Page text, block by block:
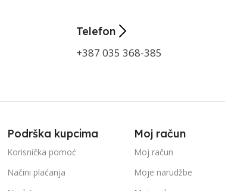
Telefon
+387 035 368-385
Podrška kupcima
Korisnička pomoć
Načini plaćanja
Moj račun
Moj račun
Moje narudžbe